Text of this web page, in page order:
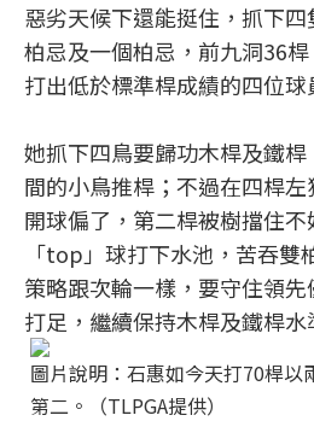
惡劣天候下還能挺住，抓下
柏忌及一個柏忌，前九洞36
打出低於標準桿成績的四位球
她抓下四鳥要歸功木桿及鐵
間的小鳥推桿；不過在四桿左
開球偏了，第二桿被樹擋住
「top」球打下水池，苦吞雙
策略跟次輪一樣，要守住領
打足，繼續保持木桿及鐵桿水
圖片說明：石惠如今天打70桿
第二。（TLPGA提供）